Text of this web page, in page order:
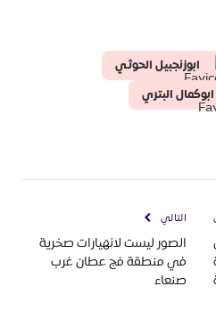
ابوزنجبيل الحوثي
ابوكمال البتري
التالي
الصور ليست لانهيارات صخرية
في منطقة فج عطان غرب
صنعاء